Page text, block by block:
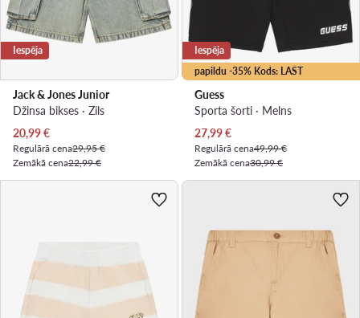
Iespēja
Jack & Jones Junior
Džinsa bikses · Zils
Pašreizējā cena
20,99€
Regulārā cena29,95 €
Zemākā cena22,99 €
papildu -35% Kods: LAST
Iespēja
Guess
Sporta šorti · Melns
Pašreizējā cena
27,99€
Regulārā cena49,99 €
Zemākā cena30,99 €